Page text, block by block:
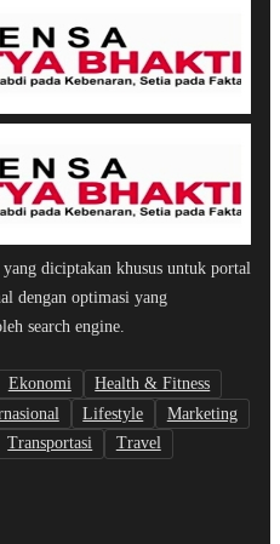
diciptakan khusus untuk portal
dengan optimasi yang
search engine.
Ekonomi
Health & Fitness
Lifestyle
Marketing
Transportasi
Travel